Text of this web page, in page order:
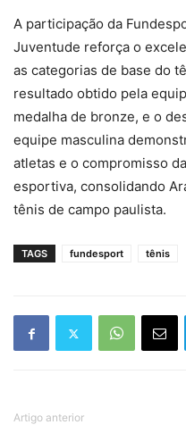
A participação da
Juventude reforça o
as categorias de base do
resultado obtido pela
medalha de bronze, e o
equipe masculina
atletas e o compromisso
esportiva, consolidando
tênis de campo paulista.
TAGS fundesport tênis
Artigo anterior